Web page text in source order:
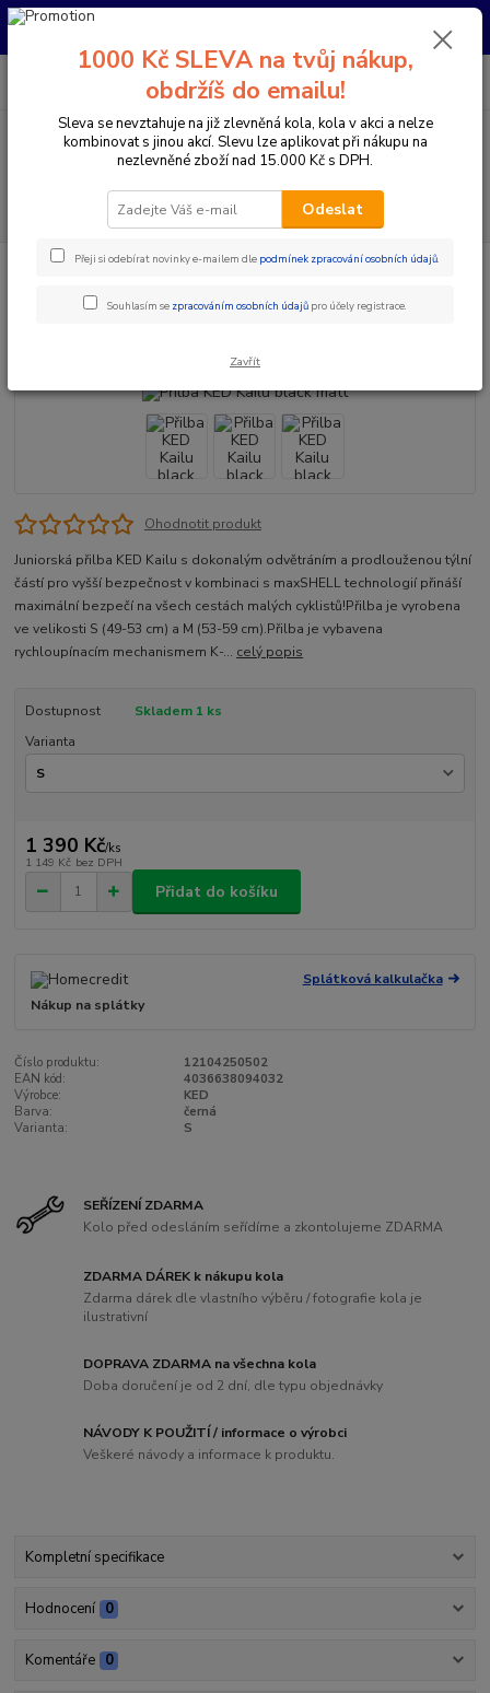
Pro nachystání kola / doplňků na prodejně si prosím zavolejte dopředu.
Menu
CZK
PO-PÁ 10:00-17:00 | SO: 9:00-12:00
Doplňky a helmy Cyklistické helmy Dětské helmy
Přilba
Ohodnotit produkt
Juniorská přilba KED Kailu s dokonalým odvětráním a prodlouženou týlní
částí pro vyšší bezpečnost v kombinaci s maxSHELL technologií přináší
maximální bezpečí na všech cestách malých cyklistů!Přilba je vyrobena
ve velikosti S (49-53 cm) a M (53-59 cm).Přilba je vybavena
rychloupínacím mechanismem K-... celý popis
Dostupnost
Skladem 1 ks
Varianta
1 390 Kč/ks
1 149 Kč bez DPH
Přidat do košíku
Splátková kalkulačka
Nákup na splátky
Číslo produktu:
12104250502
EAN kód:
4036638094032
Výrobce:
KED
Barva:
černá
Varianta:
S
SEŘÍZENÍ ZDARMA
Kolo před odesláním seřídíme a zkontolujeme ZDARMA
ZDARMA DÁREK k nákupu kola
Zdarma dárek dle vlastního výběru / fotografie kola je
ilustrativní
DOPRAVA ZDARMA na všechna kola
Doba doručení je od 2 dní, dle typu objednávky
NÁVODY K POUŽITÍ / informace o výrobci
Veškeré návody a informace k produktu.
Kompletní specifikace
Hodnocení 0
Komentáře 0
1000 Kč SLEVA na tvůj nákup,
obdržíš do emailu!
Sleva se nevztahuje na již zlevněná kola, kola v akci a nelze
kombinovat s jinou akcí. Slevu lze aplikovat při nákupu na
nezlevněné zboží nad 15.000 Kč s DPH.
Odeslat
Přeji si odebírat novinky e-mailem dle podmínek zpracování osobních údajů.
Souhlasím se zpracováním osobních údajů pro účely registrace.
Zavřít